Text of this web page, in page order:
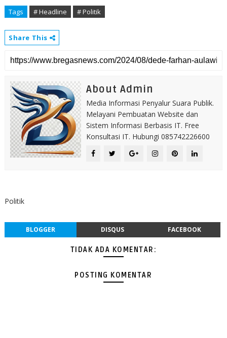
Tags # Headline # Politik
Share This
About Admin
Media Informasi Penyalur Suara Publik.
Melayani Pembuatan Website dan
Sistem Informasi Berbasis IT. Free
Konsultasi IT. Hubungi 085742226600
Politik
BLOGGER DISQUS FACEBOOK
TIDAK ADA KOMENTAR:
POSTING KOMENTAR